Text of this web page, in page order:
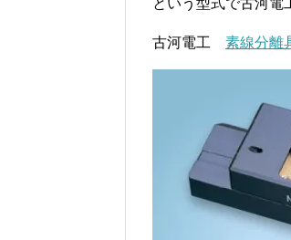
という型式で古河電
古河電工 素線分